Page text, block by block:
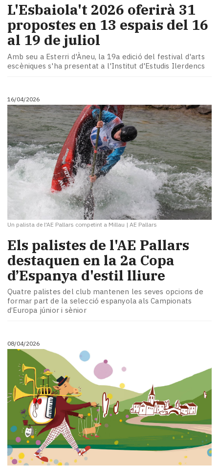
L'Esbaiola't 2026 oferirà 31
propostes en 13 espais del 16
al 19 de juliol
Amb seu a Esterri d'Àneu, la 19a edició del festival d'arts
escèniques s'ha presentat a l'Institut d'Estudis Ilerdencs
16/04/2026
Un palista de l'AE Pallars competint a Millau | AE Pallars
Els palistes de l'AE Pallars
destaquen en la 2a Copa
d’Espanya d'estil lliure
Quatre palistes del club mantenen les seves opcions de
formar part de la selecció espanyola als Campionats
d’Europa júnior i sènior
08/04/2026